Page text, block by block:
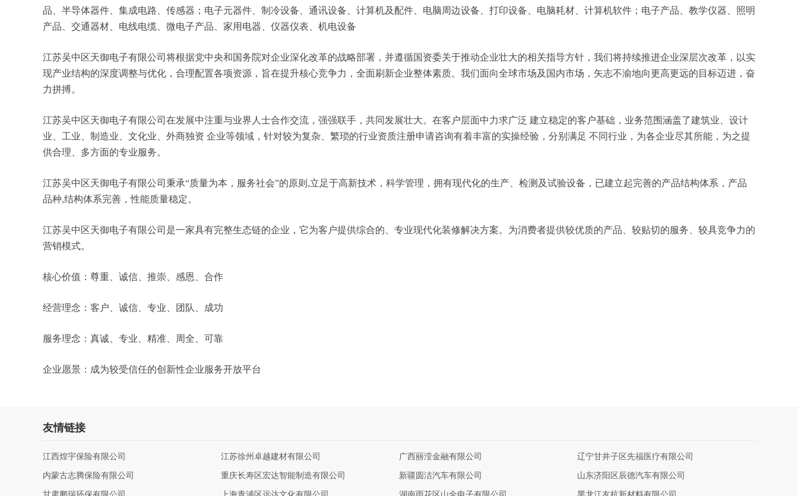
品、半导体器件、集成电路、传感器；电子元器件、制冷设备、通讯设备、计算机及配件、电脑周边设备、打印设备、电脑耗材、计算机软件；电子产品、教学仪器、照明
产品、交通器材、电线电缆、微电子产品、家用电器、仪器仪表、机电设备
江苏吴中区天御电子有限公司将根据党中央和国务院对企业深化改革的战略部署，并遵循国资委关于推动企业壮大的相关指导方针，我们将持续推进企业深层次改革，以实
现产业结构的深度调整与优化，合理配置各项资源，旨在提升核心竞争力，全面刷新企业整体素质。我们面向全球市场及国内市场，矢志不渝地向更高更远的目标迈进，奋
力拼搏。
江苏吴中区天御电子有限公司在发展中注重与业界人士合作交流，强强联手，共同发展壮大。在客户层面中力求广泛 建立稳定的客户基础，业务范围涵盖了建筑业、设计
业、工业、制造业、文化业、外商独资 企业等领域，针对较为复杂、繁琐的行业资质注册申请咨询有着丰富的实操经验，分别满足 不同行业，为各企业尽其所能，为之提
供合理、多方面的专业服务。
江苏吴中区天御电子有限公司秉承“质量为本，服务社会”的原则,立足于高新技术，科学管理，拥有现代化的生产、检测及试验设备，已建立起完善的产品结构体系，产品
品种,结构体系完善，性能质量稳定。
江苏吴中区天御电子有限公司是一家具有完整生态链的企业，它为客户提供综合的、专业现代化装修解决方案。为消费者提供较优质的产品、较贴切的服务、较具竞争力的
营销模式。
核心价值：尊重、诚信、推崇、感恩、合作
经营理念：客户、诚信、专业、团队、成功
服务理念：真诚、专业、精准、周全、可靠
企业愿景：成为较受信任的创新性企业服务开放平台
友情链接
江西煌宇保险有限公司 江苏徐州卓越建材有限公司 广西丽滢金融有限公司 辽宁甘井子区先福医疗有限公司
内蒙古志腾保险有限公司 重庆长寿区宏达智能制造有限公司 新疆圆洁汽车有限公司 山东济阳区辰德汽车有限公司